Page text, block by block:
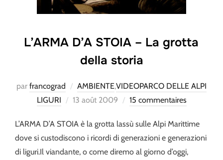
L’ARMA D’A STOIA – La grotta
della storia
par francograd AMBIENTE,VIDEOPARCO DELLE ALPI
LIGURI
Publié
13 août 2009 15 commentaires
L’ARMA D’A STOIA è la grotta lassù sulle Alpi Marittime
dove si custodiscono i ricordi di generazioni e generazioni
di liguri.Il viandante, o come diremo al giorno d’oggi,